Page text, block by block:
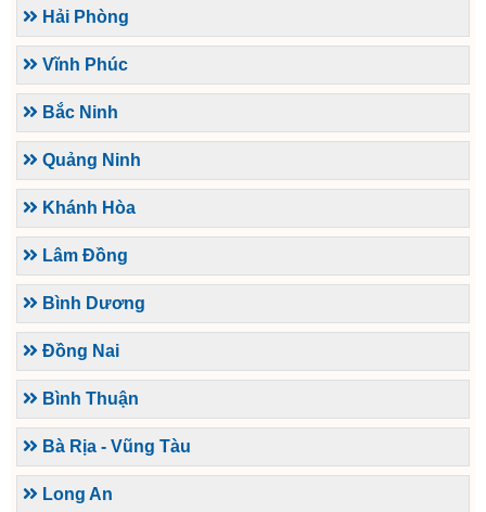
Hải Phòng
Vĩnh Phúc
Bắc Ninh
Quảng Ninh
Khánh Hòa
Lâm Đồng
Bình Dương
Đồng Nai
Bình Thuận
Bà Rịa - Vũng Tàu
Long An